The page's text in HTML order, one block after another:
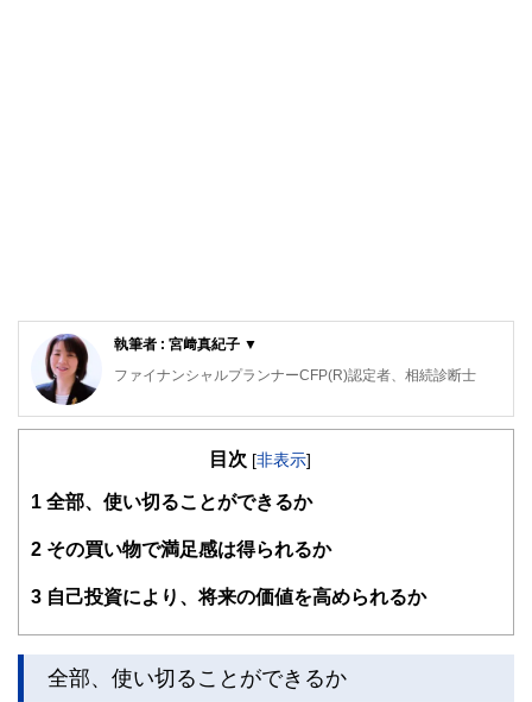
執筆者 : 宮﨑真紀子 ▼
ファイナンシャルプランナーCFP(R)認定者、相続診断士
大阪府出身。同志社大学経済学部卒業後、５年間繊維メーカ
その後、派遣社員として数社の金融機関を経てFPとして独
大きな心配事はもちろん、ちょっとした不安でも「お金」に
そんな時気軽に相談できる存在でありたい～というポリシー
個別相談・セミナー講師・執筆活動を展開中。
新聞・テレビ等のメディアにもフィールドを広げている。
目次 [非表示]
1 全部、使い切ることができるか
2 その買い物で満足感は得られるか
3 自己投資により、将来の価値を高められるか
全部、使い切ることができるか